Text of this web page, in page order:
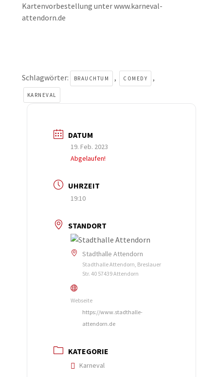
Kartenvorbestellung unter www.karneval-
attendorn.de
Schlagwörter: BRAUCHTUM , COMEDY ,
KARNEVAL
DATUM
19. Feb. 2023
Abgelaufen!
UHRZEIT
19:10
STANDORT
Stadthalle Attendorn
Stadthalle Attendorn, Breslauer
Str. 40 57439 Attendorn
Webseite
https://www.stadthalle-
attendorn.de
KATEGORIE
Karneval